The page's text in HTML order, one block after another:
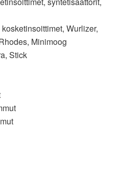
Wurlizer,
Minimoog
Stick